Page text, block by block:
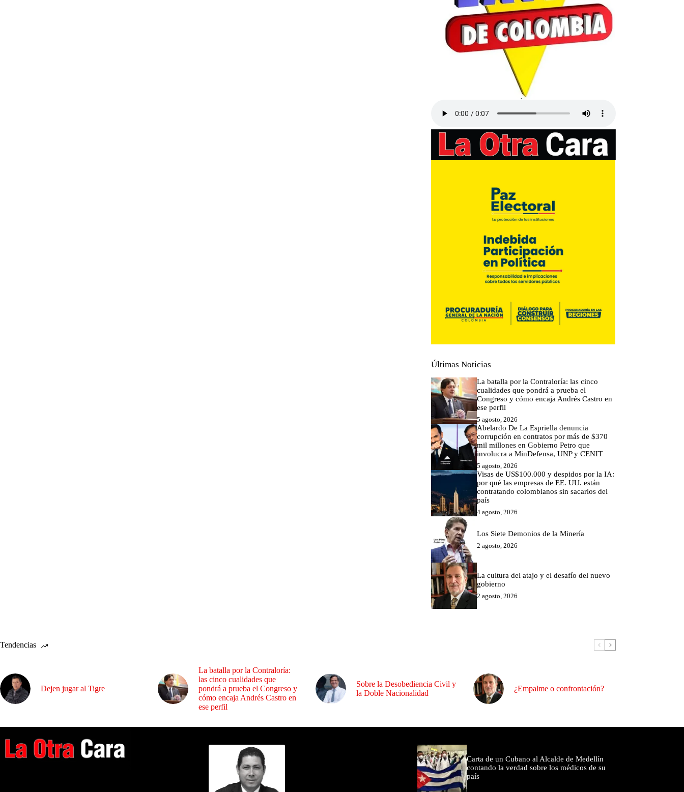
Últimas Noticias
La batalla por la Contraloría: las cinco
cualidades que pondrá a prueba el
Congreso y cómo encaja Andrés Castro en
ese perfil
5 agosto, 2026
Abelardo De La Espriella denuncia
corrupción en contratos por más de $370
mil millones en Gobierno Petro que
involucra a MinDefensa, UNP y CENIT
5 agosto, 2026
Visas de US$100.000 y despidos por la IA:
por qué las empresas de EE. UU. están
contratando colombianos sin sacarlos del
país
4 agosto, 2026
Los Siete Demonios de la Minería
2 agosto, 2026
La cultura del atajo y el desafío del nuevo
gobierno
2 agosto, 2026
Tendencias
Dejen jugar al Tigre
La batalla por la Contraloría:
las cinco cualidades que
pondrá a prueba el Congreso y
cómo encaja Andrés Castro en
ese perfil
Sobre la Desobediencia Civil y
la Doble Nacionalidad
¿Empalme o confrontación?
Carta de un Cubano al Alcalde de Medellín
contando la verdad sobre los médicos de su
país